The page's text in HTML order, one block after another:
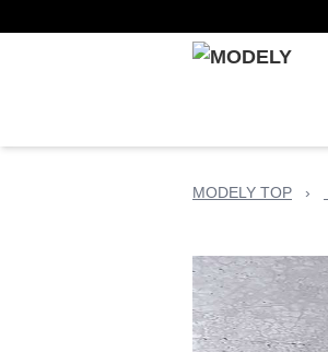
MODELY TOP ›